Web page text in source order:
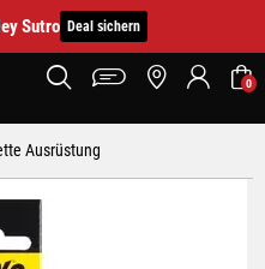
Sutro Deal sichern
0
Ausrüstung